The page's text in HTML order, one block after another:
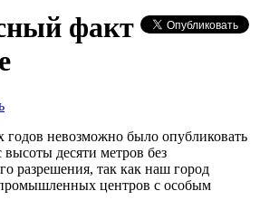
факт
годов невозможно было опубликовать
десяти метров без
разрешения, так как наш город
центров с особым